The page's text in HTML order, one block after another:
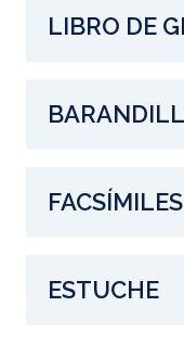
LIBRO DE
FACSÍMILES
ESTUCHE